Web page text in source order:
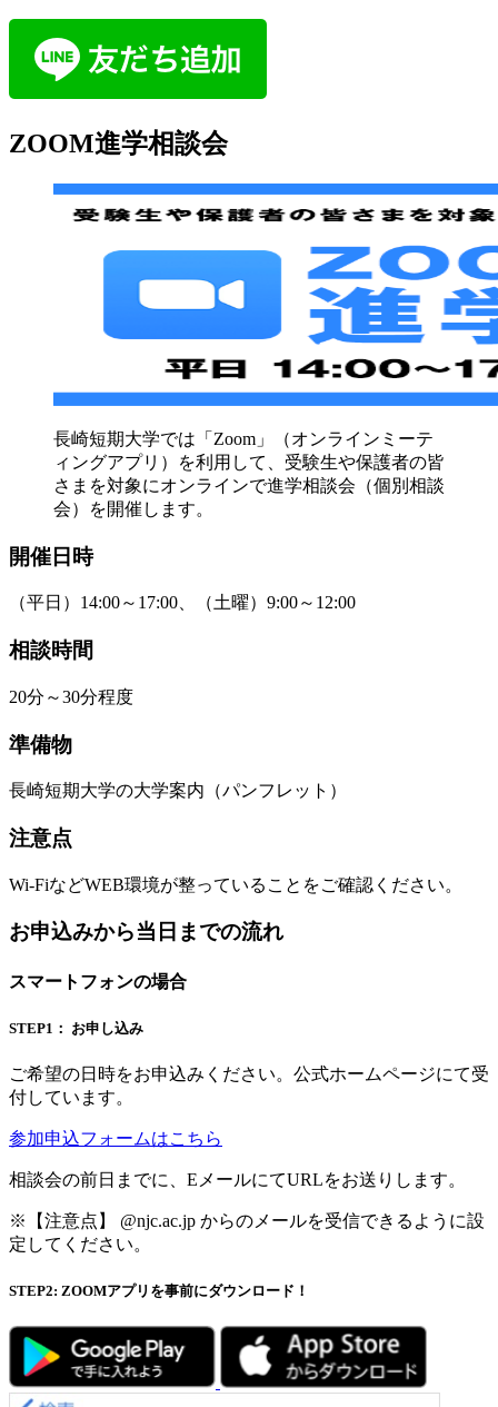
ZOOM進学相談会
長崎短期大学では「Zoom」（オンラインミーテ
ィングアプリ）を利用して、受験生や保護者の皆
さまを対象にオンラインで進学相談会（個別相談
会）を開催します。
開催日時
（平日）14:00～17:00、（土曜）9:00～12:00
相談時間
20分～30分程度
準備物
長崎短期大学の大学案内（パンフレット）
注意点
Wi-FiなどWEB環境が整っていることをご確認ください。
お申込みから当日までの流れ
スマートフォンの場合
STEP1： お申し込み
ご希望の日時をお申込みください。公式ホームページにて受
付しています。
参加申込フォームはこちら
相談会の前日までに、EメールにてURLをお送りします。
※【注意点】 @njc.ac.jp からのメールを受信できるように設
定してください。
STEP2: ZOOMアプリを事前にダウンロード！